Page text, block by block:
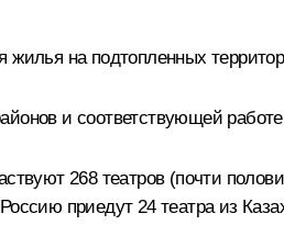
жилья на подтопленных
и соответствующей
268 театров (почти
приедут 24 театра из